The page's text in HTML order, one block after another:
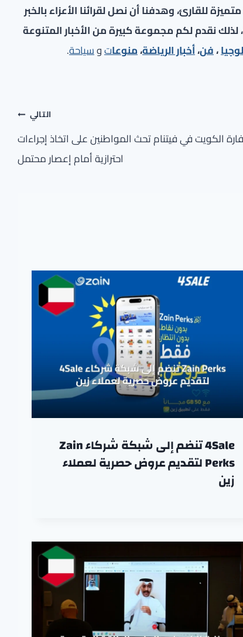
للقارئ، وهدفنا أن نصل لقرائنا الأعزاء بالخبر
نقدم لكم مجموعة كبيرة من الأخبار المتنوعة
،فن،أخبار الرياضة،منوعاتوسياحة.
التالي
الكويت في فيتنام تحث المواطنين على اتخاذ إجراءات
احترازية أمام إعصار محتمل
4Sale تنضم إلى شبكة شركاء Zain
Perks لتقديم عروض حصرية لعملاء
زين